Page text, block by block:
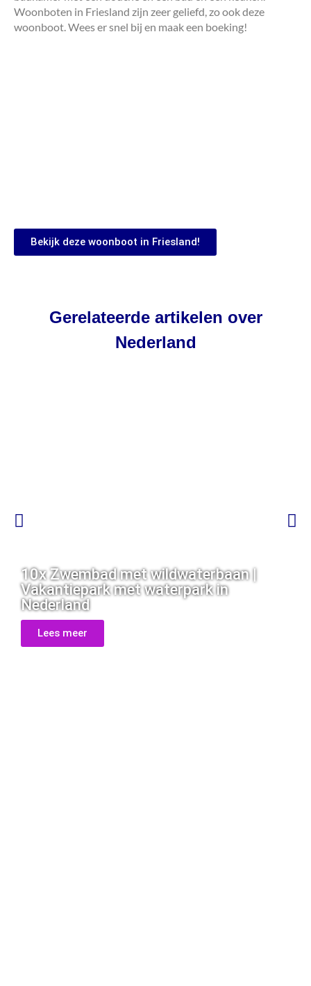
Woonboten in Friesland zijn zeer geliefd, zo ook deze
woonboot. Wees er snel bij en maak een boeking!
Bekijk deze woonboot in Friesland!
Gerelateerde artikelen over
Nederland
10x Zwembad met wildwaterbaan |
Vakantiepark met waterpark in
Nederland
Lees meer